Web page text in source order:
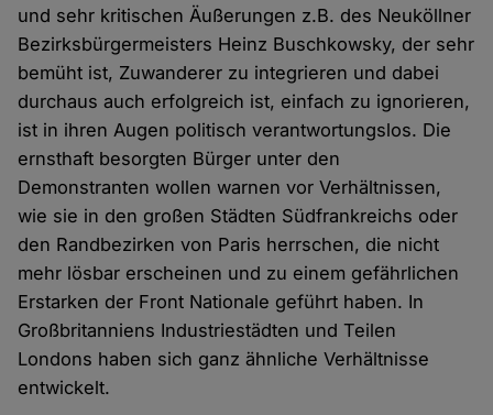
und sehr kritischen Äußerungen z.B. des Neuköllner
Bezirksbürgermeisters Heinz Buschkowsky, der sehr
bemüht ist, Zuwanderer zu integrieren und dabei
durchaus auch erfolgreich ist, einfach zu ignorieren,
ist in ihren Augen politisch verantwortungslos. Die
ernsthaft besorgten Bürger unter den
Demonstranten wollen warnen vor Verhältnissen,
wie sie in den großen Städten Südfrankreichs oder
den Randbezirken von Paris herrschen, die nicht
mehr lösbar erscheinen und zu einem gefährlichen
Erstarken der Front Nationale geführt haben. In
Großbritanniens Industriestädten und Teilen
Londons haben sich ganz ähnliche Verhältnisse
entwickelt.